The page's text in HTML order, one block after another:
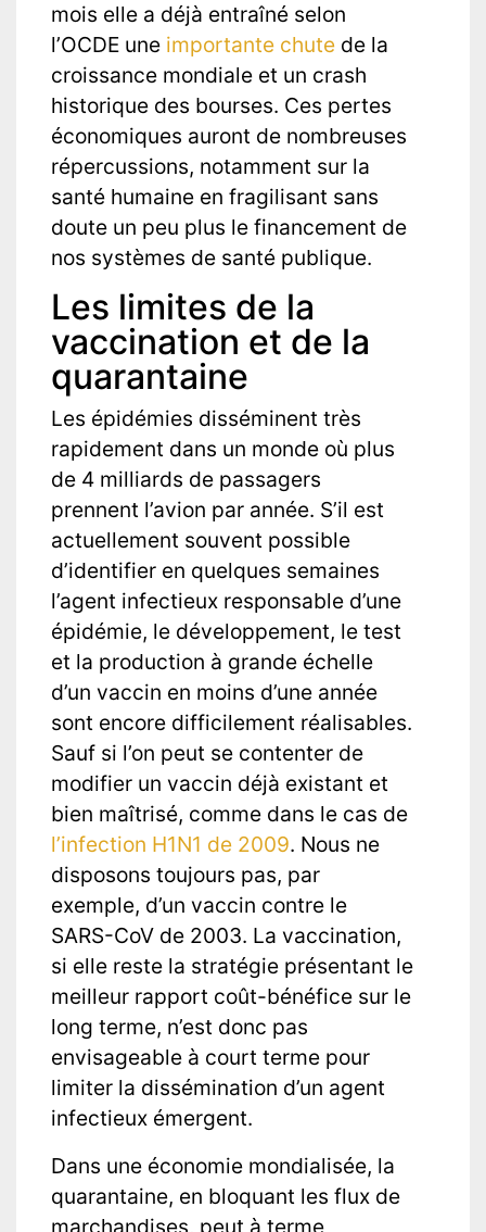
mois elle a déjà entraîné selon
l’OCDE une importante chute de la
croissance mondiale et un crash
historique des bourses. Ces pertes
économiques auront de nombreuses
répercussions, notamment sur la
santé humaine en fragilisant sans
doute un peu plus le financement de
nos systèmes de santé publique.
Les limites de la
vaccination et de la
quarantaine
Les épidémies disséminent très
rapidement dans un monde où plus
de 4 milliards de passagers
prennent l’avion par année. S’il est
actuellement souvent possible
d’identifier en quelques semaines
l’agent infectieux responsable d’une
épidémie, le développement, le test
et la production à grande échelle
d’un vaccin en moins d’une année
sont encore difficilement réalisables.
Sauf si l’on peut se contenter de
modifier un vaccin déjà existant et
bien maîtrisé, comme dans le cas de
l’infection H1N1 de 2009. Nous ne
disposons toujours pas, par
exemple, d’un vaccin contre le
SARS-CoV de 2003. La vaccination,
si elle reste la stratégie présentant le
meilleur rapport coût-bénéfice sur le
long terme, n’est donc pas
envisageable à court terme pour
limiter la dissémination d’un agent
infectieux émergent.
Dans une économie mondialisée, la
quarantaine, en bloquant les flux de